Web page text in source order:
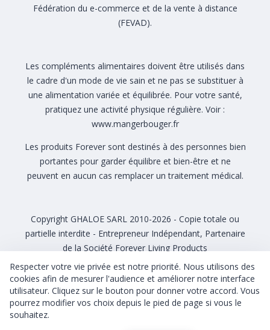
Fédération du e-commerce et de la vente à distance
(FEVAD).
Les compléments alimentaires doivent être utilisés dans
le cadre d'un mode de vie sain et ne pas se substituer à
une alimentation variée et équilibrée. Pour votre santé,
pratiquez une activité physique régulière. Voir :
www.mangerbouger.fr
Les produits Forever sont destinés à des personnes bien
portantes pour garder équilibre et bien-être et ne
peuvent en aucun cas remplacer un traitement médical.
Copyright GHALOE SARL 2010-2026 - Copie totale ou
partielle interdite - Entrepreneur Indépendant, Partenaire
de la Société Forever Living Products
CGU CGV Gérer mes cookies
Respecter votre vie privée est notre priorité. Nous utilisons des
cookies afin de mesurer l'audience et améliorer notre interface
utilisateur. Cliquez sur le bouton pour donner votre accord. Vous
pourrez modifier vos choix depuis le pied de page si vous le
souhaitez.